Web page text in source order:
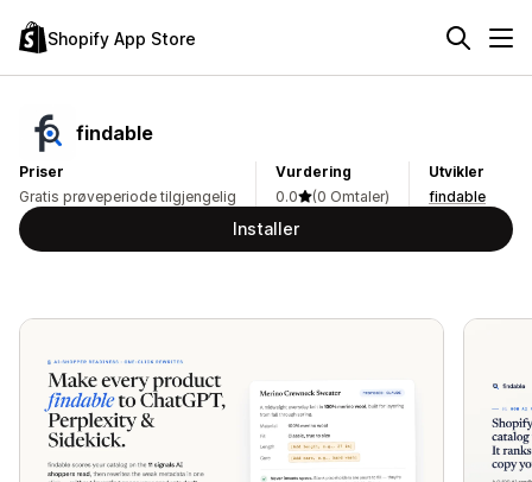
Shopify App Store
findable
Priser
Gratis prøveperiode tilgjengelig
Vurdering
0.0
(0 Omtaler)
Utvikler
findable
Installer